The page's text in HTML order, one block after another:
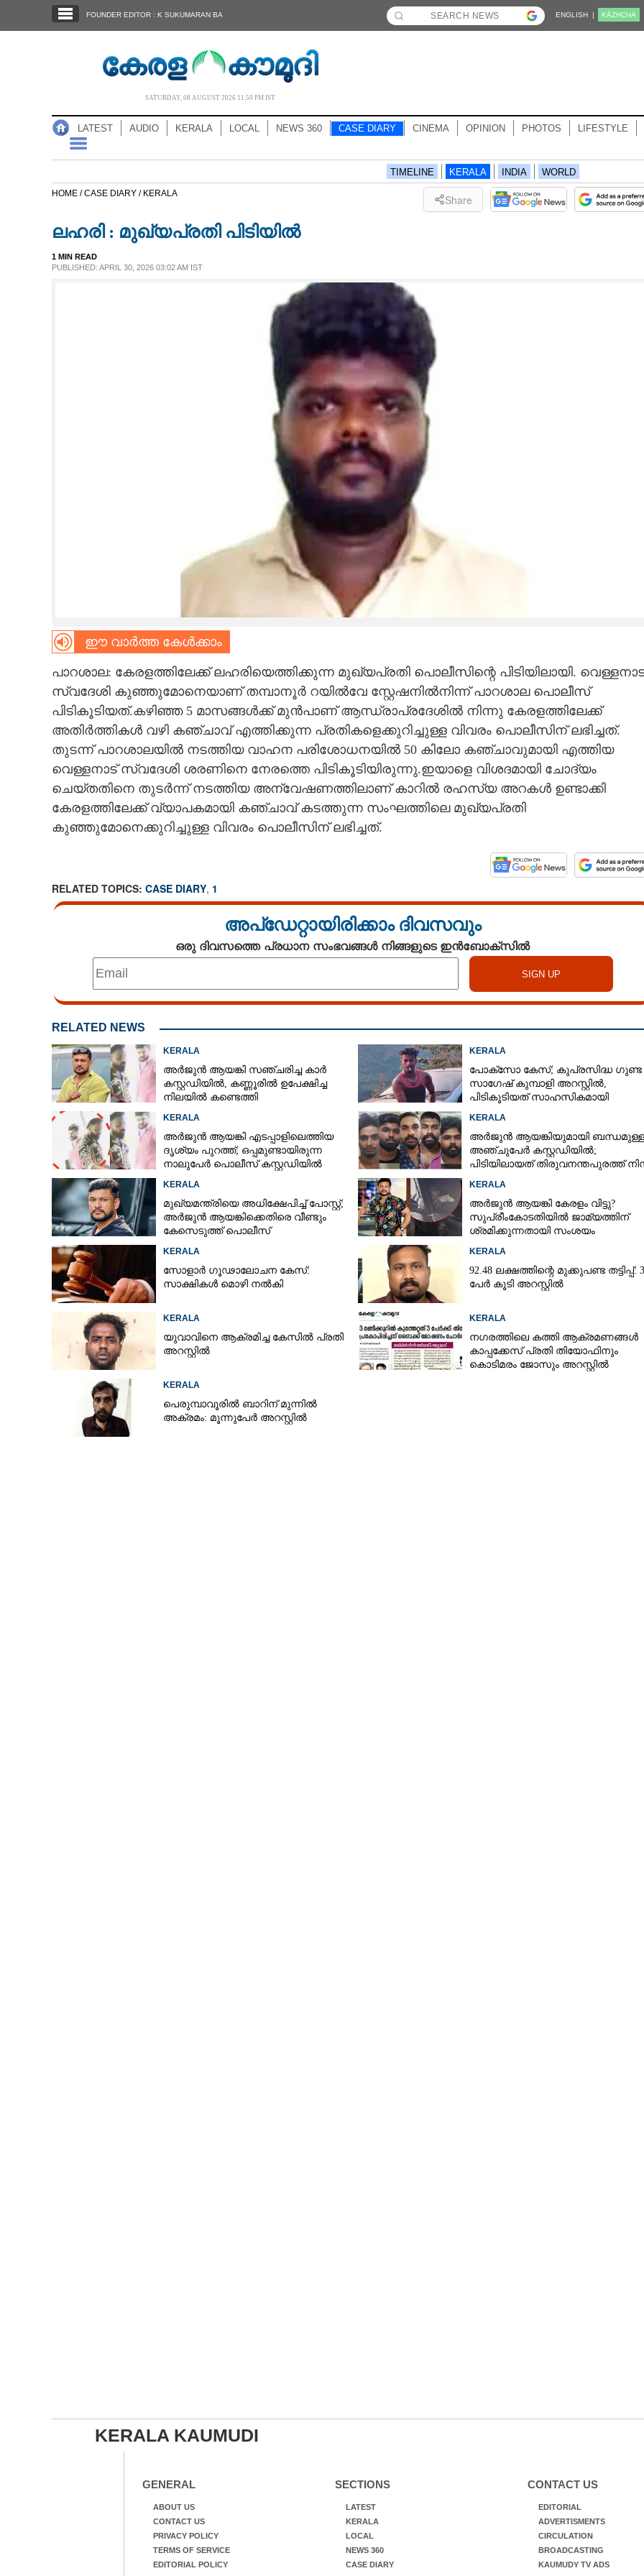
NOTIFIED NEWS
CARTOONS
LITERATURE
CONTACT US
FOUNDER EDITOR : K SUKUMARAN BA ENGLISH | KĀZHCHA
SATURDAY, 08 AUGUST 2026 11.50 PM IST
LATEST AUDIO KERALA LOCAL NEWS 360 CASE DIARY CINEMA OPINION PHOTOS LIFESTYLE
TIMELINE KERALA INDIA WORLD
HOME /CASE DIARY / KERALA Share
ലഹരി : മുഖ്യപ്രതി പിടിയിൽ
1 MIN READ
PUBLISHED: APRIL 30, 2026 03:02 AM IST
ഈ വാർത്ത കേൾക്കാം
പാറശാല: കേരളത്തിലേക്ക് ലഹരിയെത്തിക്കുന്ന മുഖ്യപ്രതി പൊലീസിന്റെ പിടിയിലായി.
സ്വദേശി കുഞ്ഞുമോനെയാണ് തമ്പാനൂർ റയിൽവേ സ്റ്റേഷനിൽനിന്ന് പാറശാല പൊലീസ്
പിടികൂടിയത്.കഴിഞ്ഞ 5 മാസങ്ങൾക്ക് മുൻപാണ് ആന്ധ്രാപ്രദേശിൽ നിന്നു കേരളത്തിലേക്ക്
അതിർത്തികൾ വഴി കഞ്ചാവ് എത്തിക്കുന്ന പ്രതികളെക്കുറിച്ചുള്ള വിവരം പൊലീസിന് ലഭിച്ചത്.
തുടന്ന് പാറശാലയിൽ നടത്തിയ വാഹന പരിശോധനയിൽ 50 കിലോ കഞ്ചാവുമായി എത്തിയ
വെള്ളനാട് സ്വദേശി ശരണിനെ നേരത്തെ പിടികൂടിയിരുന്നു.ഇയാളെ വിശദമായി ചോദ്യം
ചെയ്തതിനെ തുടർന്ന് നടത്തിയ അന്വേഷണത്തിലാണ് കാറിൽ രഹസ്യ അറകൾ ഉണ്ടാക്കി
കേരളത്തിലേക്ക് വ്യാപകമായി കഞ്ചാവ് കടത്തുന്ന സംഘത്തിലെ മുഖ്യപ്രതി
കുഞ്ഞുമോനെക്കുറിച്ചുള്ള വിവരം പൊലീസിന് ലഭിച്ചത്.
RELATED TOPICS: CASE DIARY, 1
അപ്ഡേറ്റായിരിക്കാം ദിവസവും
ഒരു ദിവസത്തെ പ്രധാന സംഭവങ്ങൾ നിങ്ങളുടെ ഇൻബോക്സിൽ
RELATED NEWS
KERALA
അർജുൻ ആയങ്കി സഞ്ചരിച്ച കാർ
കസ്റ്റഡിയിൽ,​ കണ്ണൂരിൽ ഉപേക്ഷിച്ച
നിലയിൽ കണ്ടെത്തി
KERALA
പോക്‌സോ കേസ്; കുപ്രസിദ്ധ ഗുണ്ട
സാഗേഷ് കുമ്പാളി അറസ്റ്റിൽ,
പിടികൂടിയത് സാഹസികമായി
KERALA
അർജുൻ ആയങ്കി എടപ്പാളിലെത്തിയ
ദൃശ്യം പുറത്ത്; ഒപ്പമുണ്ടായിരുന്ന
നാലുപേർ പൊലീസ് കസ്റ്റഡിയിൽ
KERALA
അർജുൻ ആയങ്കിയുമായി ബന്ധമുള്ള
അഞ്ചുപേർ കസ്റ്റഡിയിൽ;
പിടിയിലായത് തിരുവനന്തപുരത്ത്
KERALA
മുഖ്യമന്ത്രിയെ അധിക്ഷേപിച്ച് പോസ്റ്റ്;
അർജുൻ ആയങ്കിക്കെതിരെ വീണ്ടും
കേസെടുത്ത് പൊലീസ്
KERALA
അർജുൻ ആയങ്കി കേരളം വിട്ടു?
സുപ്രീംകോടതിയിൽ ജാമ്യത്തിന്
ശ്രമിക്കുന്നതായി സംശയം
KERALA
സോളാർ ഗൂഢാലോചന കേസ്:
സാക്ഷികൾ മൊഴി നൽകി
KERALA
92.48 ലക്ഷത്തിന്റെ മുക്കുപണ്ട തട്ടിപ്പ്: 3
പേർ കൂടി അറസ്റ്റിൽ
KERALA
യുവാവിനെ ആക്രമിച്ച കേസിൽ പ്രതി
അറസ്റ്റിൽ
KERALA
നഗരത്തിലെ കത്തി ആക്രമണങ്ങൾ
കാപ്പക്കേസ് പ്രതി തിയോഫിനും
കൊടിമരം ജോസും അറസ്റ്റിൽ
KERALA
പെരുമ്പാവൂരിൽ ബാറിന് മുന്നിൽ
അക്രമം: മൂന്നുപേർ അറസ്റ്റിൽ
KERALA KAUMUDI
GENERAL
ABOUT US
CONTACT US
PRIVACY POLICY
TERMS OF SERVICE
EDITORIAL POLICY
SECTIONS
LATEST
KERALA
LOCAL
NEWS 360
CASE DIARY
CONTACT US
EDITORIAL
ADVERTISMENTS
CIRCULATION
BROADCASTING
KAUMUDY TV ADS